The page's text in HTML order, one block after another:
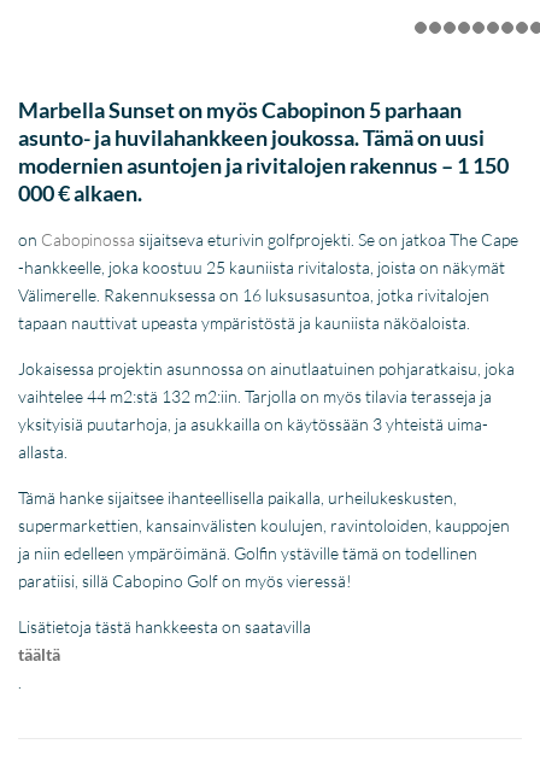
Marbella Sunset on myös Cabopinon 5 parhaan
asunto- ja huvilahankkeen joukossa. Tämä on uusi
modernien asuntojen ja rivitalojen rakennus – 1 150
000 € alkaen.
on Cabopinossa sijaitseva eturivin golfprojekti. Se on jatkoa The Cape
-hankkeelle, joka koostuu 25 kauniista rivitalosta, joista on näkymät
Välimerelle. Rakennuksessa on 16 luksusasuntoa, jotka rivitalojen
tapaan nauttivat upeasta ympäristöstä ja kauniista näköaloista.
Jokaisessa projektin asunnossa on ainutlaatuinen pohjaratkaisu, joka
vaihtelee 44 m2:stä 132 m2:iin. Tarjolla on myös tilavia terasseja ja
yksityisiä puutarhoja, ja asukkailla on käytössään 3 yhteistä uima-
allasta.
Tämä hanke sijaitsee ihanteellisella paikalla, urheilukeskusten,
supermarkettien, kansainvälisten koulujen, ravintoloiden, kauppojen
ja niin edelleen ympäröimänä. Golfin ystäville tämä on todellinen
paratiisi, sillä Cabopino Golf on myös vieressä!
Lisätietoja tästä hankkeesta on saatavilla
täältä